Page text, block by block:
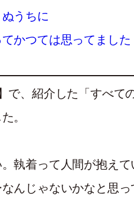
うちに
かつては思ってました
で、紹介した「すべて
。
。執着って人間が抱え
んじゃないかなと思っ